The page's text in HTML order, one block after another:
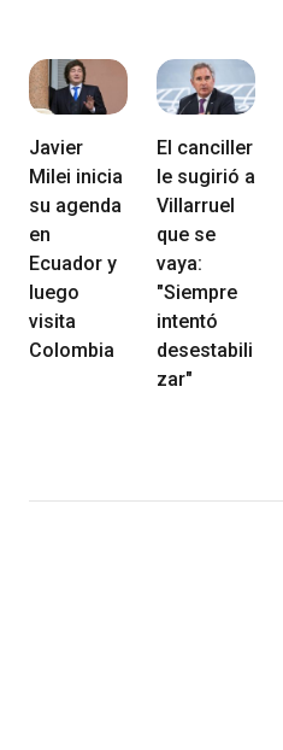
Javier
Milei inicia
su agenda
en
Ecuador y
luego
visita
Colombia
El canciller
le sugirió a
Villarruel
que se
vaya:
"Siempre
intentó
desestabili
zar"